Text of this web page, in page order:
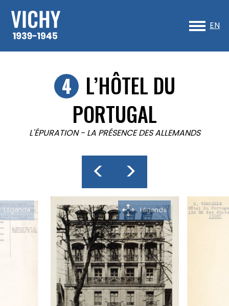
EN
to
L’HÔTEL DU
PORTUGAL
L'ÉPURATION-LA PRÉSENCE DES ALLEMANDS
<
Légende Légende
>